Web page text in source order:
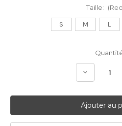
Taille:
S M L
Diminuer